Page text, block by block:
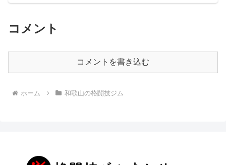
コメント
コメントを書き込む
ホーム 和歌山の格闘技ジム